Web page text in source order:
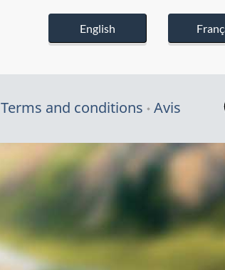
English
Terms and conditions Avis